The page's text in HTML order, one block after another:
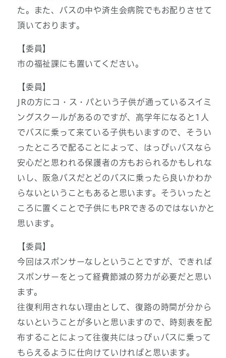
た。また、バスの中や済生会病院でもお配りさせて
頂いております。
【委員】
市の福祉課にも置いてください。
【委員】
JRの方にコ・ス・パという子供が通っているスイミ
ングスクールがあるのですが、高学年になると1人
でバスに乗って来ている子供もいますので、そうい
ったところで配ることによって、はっぴぃバスなら
安心だと思われる保護者の方もおられるかもしれな
いし、阪急バスだとどのバスに乗ったら良いかわか
らないということもあると思います。そういったと
ころに置くことで子供にもPRできるのではないかと
思います。
【委員】
今回はスポンサーなしということですが、できれば
スポンサーをとって経費節減の努力が必要だと思い
ます。
往復利用されない理由として、復路の時間が分から
ないということが多いと思いますので、時刻表を配
布することによって往復共にはっぴぃバスに乗って
もらえるように仕向けていければと思います。